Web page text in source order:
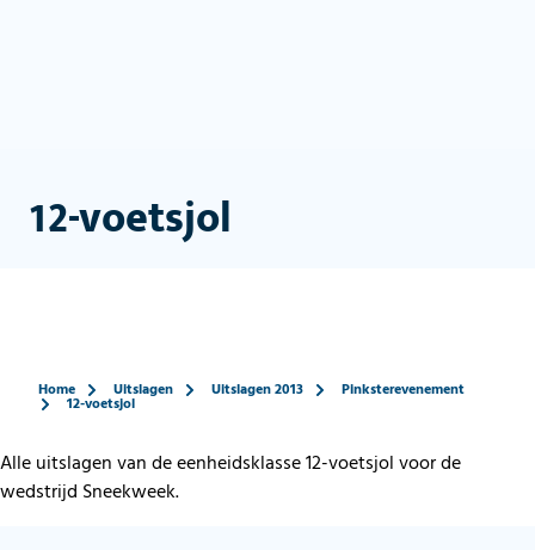
12-voetsjol
Home Uitslagen Uitslagen 2013 Pinksterevenement
12-voetsjol
Alle uitslagen van de eenheidsklasse 12-voetsjol voor de
wedstrijd Sneekweek.